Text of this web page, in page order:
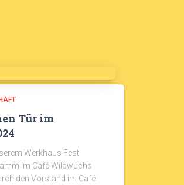
Tür im
Werkhaus Fest
im Café Wildwuchs
den Vorstand im Café